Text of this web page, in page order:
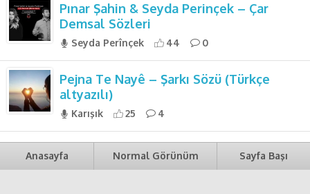
Pınar Şahin & Seyda Perinçek – Çar
Demsal Sözleri
Seyda Perînçek 44 0
Pejna Te Nayê – Şarkı Sözü (Türkçe
altyazılı)
Karışık 25 4
Anasayfa Normal Görünüm Sayfa Başı